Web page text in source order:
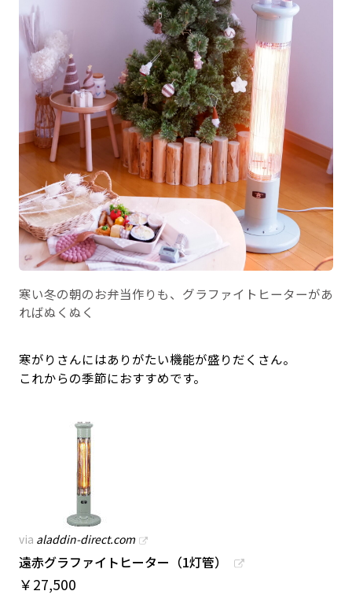
寒い冬の朝のお弁当作りも、グラファイトヒーターがあ
ればぬくぬく
寒がりさんにはありがたい機能が盛りだくさん。
これからの季節におすすめです。
via aladdin-direct.com
遠赤グラファイトヒーター（1灯管）
￥27,500